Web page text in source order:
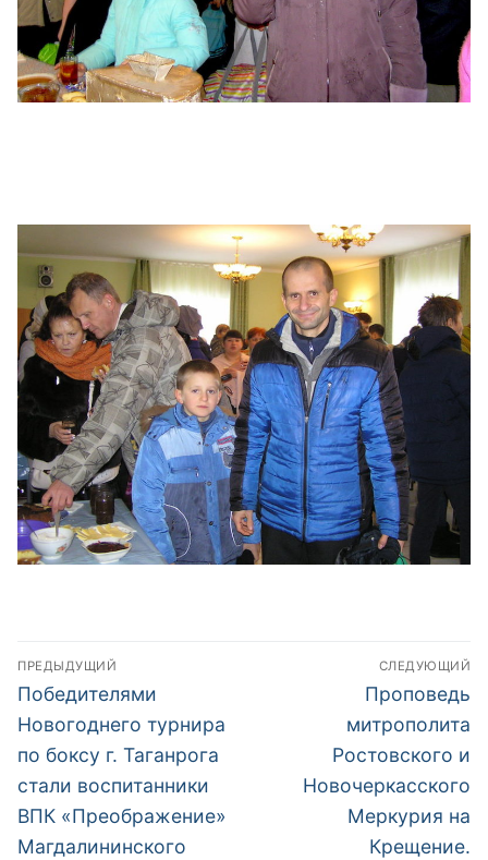
Навигация
по
записям
ПРЕДЫДУЩИЙ
Предыдущая
запись:
Победителями
Новогоднего турнира
по боксу г. Таганрога
стали воспитанники
ВПК «Преображение»
Магдалининского
СЛЕДУЮЩИЙ
Следующая
запись:
Проповедь
митрополита
Ростовского и
Новочеркасского
Меркурия на
Крещение.